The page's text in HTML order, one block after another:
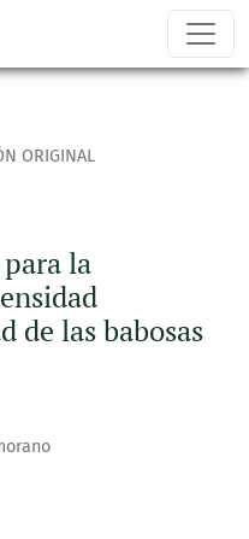
de la
ORIGINAL
la
de las babosas